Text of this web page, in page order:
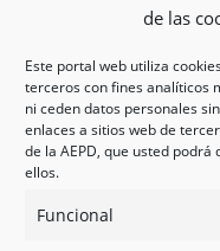
de las
Este portal web utiliza
terceros con fines analíticos
ni ceden datos personales
enlaces a sitios web de
de la AEPD, que usted
ellos.
Funcional
Exoneración de
Mapa del sitio
Mi cuenta
Tienda
Psicología en Murcia
Guías